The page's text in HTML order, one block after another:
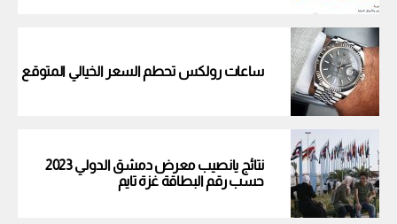
ساعات رولكس تحطم السعر الخيالي المتوقع
نتائج يانصيب معرض دمشق الدولي 2023
حسب رقم البطاقة غزة تايم